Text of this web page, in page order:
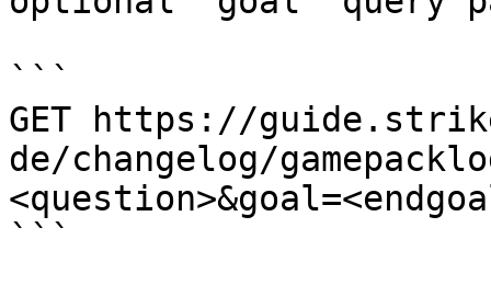
```
GET https://
de/changelog/
```